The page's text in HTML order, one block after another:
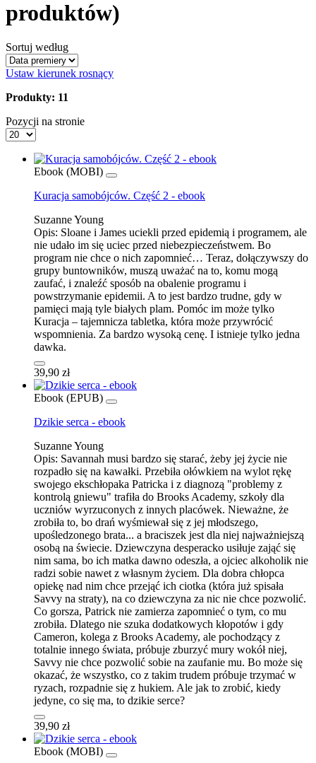
produktów)
Sortuj według
Ustaw kierunek rosnący
Produkty: 11
Pozycji na stronie
Ebook (MOBI)
Kuracja samobójców. Część 2 - ebook
Suzanne Young
Opis: Sloane i James uciekli przed epidemią i programem, ale
nie udało im się uciec przed niebezpieczeństwem. Bo
program nie chce o nich zapomnieć… Teraz, dołączywszy do
grupy buntowników, muszą uważać na to, komu mogą
zaufać, i znaleźć sposób na obalenie programu i
powstrzymanie epidemii. A to jest bardzo trudne, gdy w
pamięci mają tyle białych plam. Pomóc im może tylko
Kuracja – tajemnicza tabletka, która może przywrócić
wspomnienia. Za bardzo wysoką cenę. I istnieje tylko jedna
dawka.
39,90 zł
Ebook (EPUB)
Dzikie serca - ebook
Suzanne Young
Opis: Savannah musi bardzo się starać, żeby jej życie nie
rozpadło się na kawałki. Przebiła ołówkiem na wylot rękę
swojego ekschłopaka Patricka i z diagnozą "problemy z
kontrolą gniewu" trafiła do Brooks Academy, szkoły dla
uczniów wyrzuconych z innych placówek. Nieważne, że
zrobiła to, bo drań wyśmiewał się z jej młodszego,
upośledzonego brata... a braciszek jest dla niej najważniejszą
osobą na świecie. Dziewczyna desperacko usiłuje zająć się
nim sama, bo ich matka dawno odeszła, a ojciec alkoholik nie
radzi sobie nawet z własnym życiem. Dla dobra chłopca
opiekę nad nim chce przejąć ich ciotka (która już spisała
Savvy na straty), na co dziewczyna za nic nie chce pozwolić.
Co gorsza, Patrick nie zamierza zapomnieć o tym, co mu
zrobiła. Dlatego nie szuka dodatkowych kłopotów i gdy
Cameron, kolega z Brooks Academy, ale pochodzący z
totalnie innego świata, próbuje zburzyć mury wokół niej,
Savvy nie chce pozwolić sobie na zaufanie mu. Bo może się
okazać, że wszystko, co z takim trudem próbuje trzymać w
ryzach, rozpadnie się z hukiem. Ale jak to zrobić, kiedy
jedyne, co się ma, to dzikie serce?
39,90 zł
Ebook (MOBI)